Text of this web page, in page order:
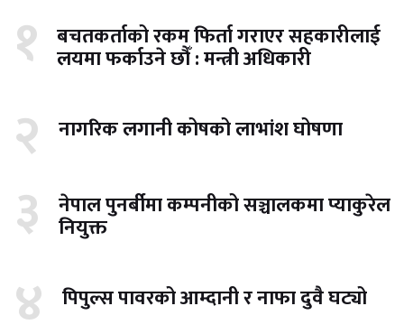
१ बचतकर्ताको रकम फिर्ता गराएर सहकारीलाई
लयमा फर्काउने छौँ : मन्त्री अधिकारी
२ नागरिक लगानी कोषको लाभांश घोषणा
३ नेपाल पुनर्बीमा कम्पनीको सञ्चालकमा प्याकुरेल
नियुक्त
४ पिपुल्स पावरको आम्दानी र नाफा दुवै घट्यो